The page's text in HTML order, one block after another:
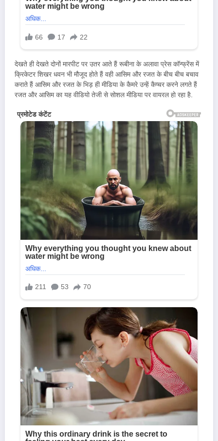
देखते ही देखते दोनों मारपीट पर उतर आते हैं रूबीना के अलावा प्रेस कॉन्फ्रेंस में
क्रिकेटर शिखर धवन भी मौजूद होते हैं वही आसिम और रजत के बीच बीच बचाव
कराते हैं आसिम और रजत के भिड़ ही मीडिया के कैमरे उन्हें कैप्चर करने लगते हैं
रजत और आसिम का यह वीडियो तेजी से सोशल मीडिया पर वायरल हो रहा है.